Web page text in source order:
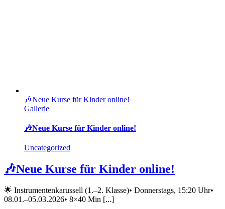
🎶Neue Kurse für Kinder online!
Gallerie
🎶Neue Kurse für Kinder online!
Uncategorized
🎶Neue Kurse für Kinder online!
🌟 Instrumentenkarussell (1.–2. Klasse)• Donnerstags, 15:20 Uhr•
08.01.–05.03.2026• 8×40 Min [...]